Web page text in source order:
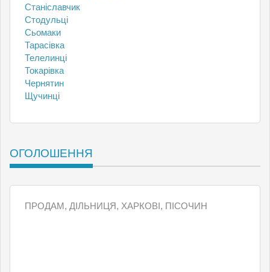
Станіславчик
Стодульці
Сьомаки
Тарасівка
Телелинці
Токарівка
Чернятин
Щучинці
ОГОЛОШЕННЯ
ПРОДАМ, ДІЛЬНИЦЯ, ХАРКОВІ, ПІСОЧИН